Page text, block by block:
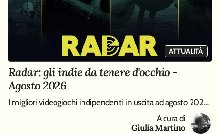
ATTUALITÀ
Radar: gli indie da tenere d'occhio -
Agosto 2026
I migliori videogiochi indipendenti in uscita ad agosto 2026, da Big Walk a Entropy
A cura di
Giulia Martino